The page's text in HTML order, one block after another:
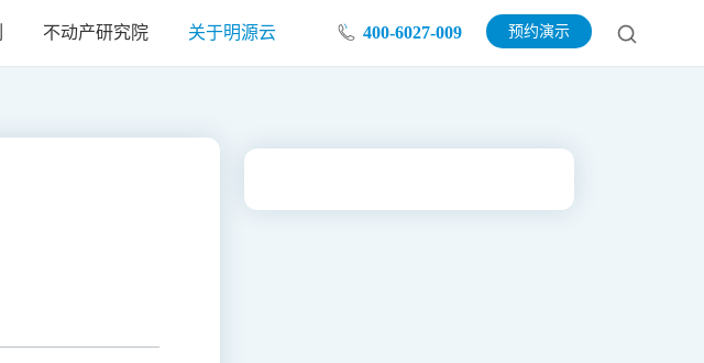
不动产研究院 关于明源云 400-6027-009 预约演示